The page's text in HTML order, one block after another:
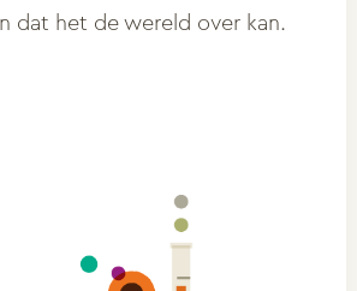
dat het de wereld over kan.